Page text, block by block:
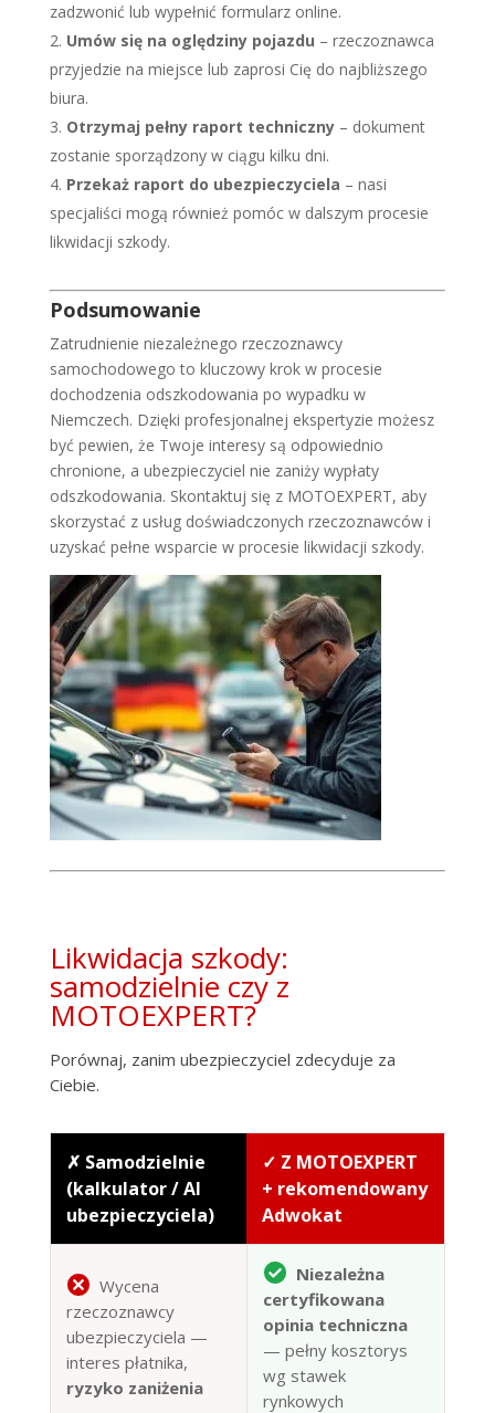
zadzwonić lub wypełnić formularz online.
Umów się na oględziny pojazdu – rzeczoznawca
przyjedzie na miejsce lub zaprosi Cię do najbliższego
biura.
Otrzymaj pełny raport techniczny– dokument
zostanie sporządzony w ciągu kilku dni.
Przekaż raport do ubezpieczyciela – nasi
specjaliści mogą również pomóc w dalszym procesie
likwidacji szkody.
Podsumowanie
Zatrudnienie niezależnego rzeczoznawcy
samochodowego to kluczowy krok w procesie
dochodzenia odszkodowania po wypadku w
Niemczech. Dzięki profesjonalnej ekspertyzie możesz
być pewien, że Twoje interesy są odpowiednio
chronione, a ubezpieczyciel nie zaniży wypłaty
odszkodowania. Skontaktuj się z MOTOEXPERT, aby
skorzystać z usług doświadczonych rzeczoznawców i
uzyskać pełne wsparcie w procesie likwidacji szkody.
Likwidacja szkody:
samodzielnie czy z
MOTOEXPERT?
Porównaj, zanim ubezpieczyciel zdecyduje za
Ciebie.
✗ Samodzielnie
(kalkulator / AI
ubezpieczyciela)
✓ Z MOTOEXPERT
+ rekomendowany
Adwokat
Wycena
rzeczoznawcy
ubezpieczyciela —
interes płatnika,
ryzyko zaniżenia
Niezależna
certyfikowana
opinia techniczna
— pełny kosztorys
wg stawek
rynkowych